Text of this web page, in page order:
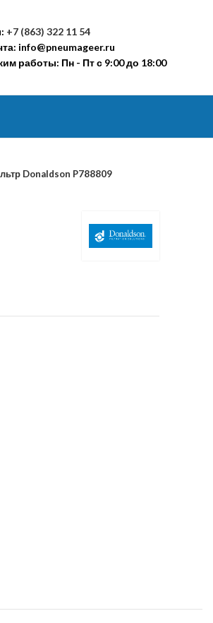
+7 (863) 322 11 54
info@pneumageer.ru
работы: Пн - Пт с 9:00 до 18:00
Donaldson P788809